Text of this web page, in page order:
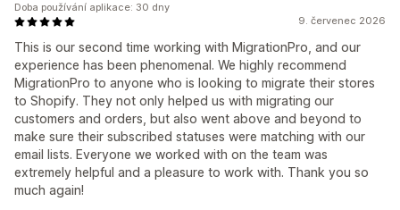
9. červenec 2026
This is our second time working with MigrationPro, and our
experience has been phenomenal. We highly recommend
MigrationPro to anyone who is looking to migrate their stores
to Shopify. They not only helped us with migrating our
customers and orders, but also went above and beyond to
make sure their subscribed statuses were matching with our
email lists. Everyone we worked with on the team was
extremely helpful and a pleasure to work with. Thank you so
much again!
Doba používání aplikace: 30 dny